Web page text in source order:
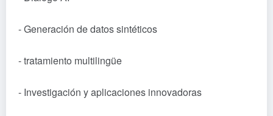
- Generación de datos sintéticos
- tratamiento multilingüe
- Investigación y aplicaciones innovadoras